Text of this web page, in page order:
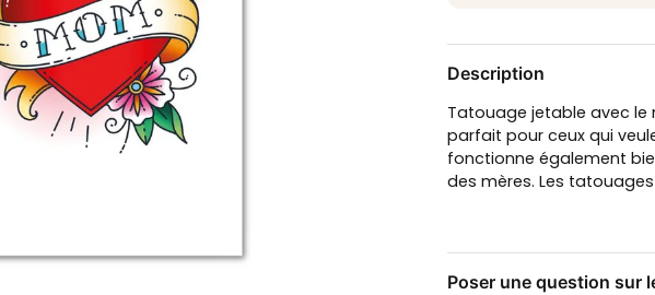
Description
Tatouage jetable avec le
parfait pour ceux qui
fonctionne également
des mères. Les tatouages
Poser une question sur